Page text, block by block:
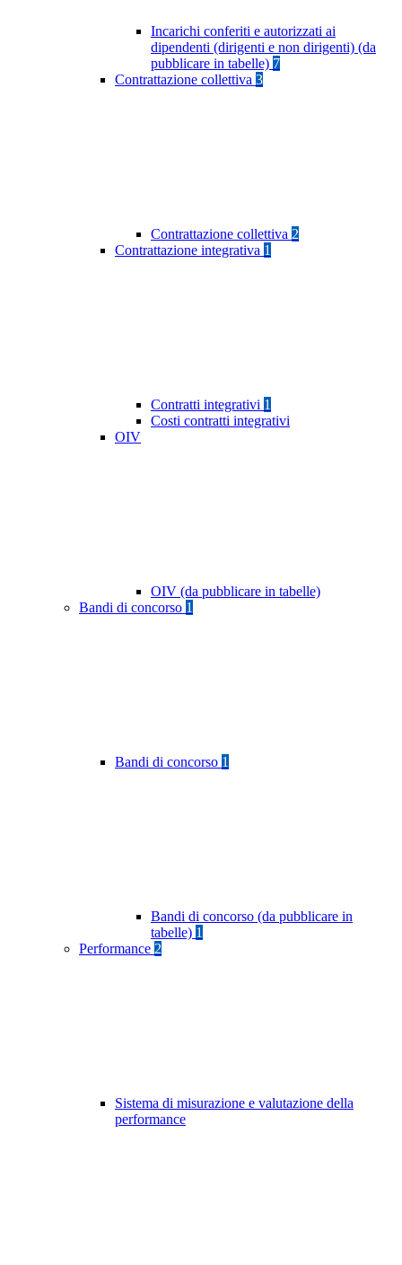
Incarichi conferiti e autorizzati ai
dipendenti (dirigenti e non dirigenti) (da
pubblicare in tabelle) 7
Contrattazione collettiva 3
Contrattazione collettiva 2
Contrattazione integrativa 1
Contratti integrativi 1
Costi contratti integrativi
OIV
OIV (da pubblicare in tabelle)
Bandi di concorso 1
Bandi di concorso 1
Bandi di concorso (da pubblicare in
tabelle) 1
Performance 2
Sistema di misurazione e valutazione della
performance